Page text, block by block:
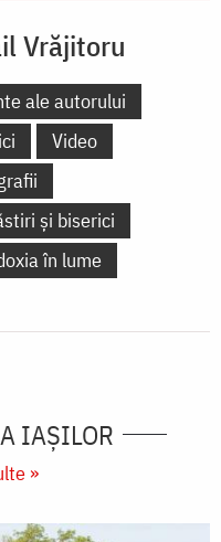
Vrăjitoru
ale autorului
Video
și biserici
în lume
IAŞILOR
»